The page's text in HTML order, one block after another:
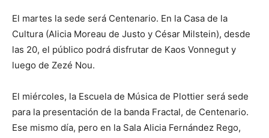
El martes la sede será Centenario. En la Casa de la
Cultura (Alicia Moreau de Justo y César Milstein), desde
las 20, el público podrá disfrutar de Kaos Vonnegut y
luego de Zezé Nou.
El miércoles, la Escuela de Música de Plottier será sede
para la presentación de la banda Fractal, de Centenario.
Ese mismo día, pero en la Sala Alicia Fernández Rego,